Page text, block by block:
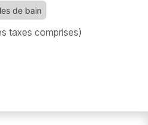
de bain
taxes comprises)